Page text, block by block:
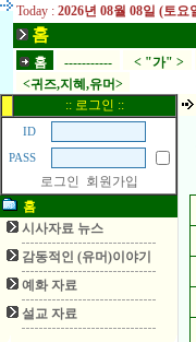
Today : 2026년 08월 08일 (토요
홈
홈 ----------- < "가" >
<귀즈,지혜,유머>
:: 로그인 ::
ID
PASS
로그인
회원가입
홈
시사자료 뉴스
감동적인 (유머)이야기
예화 자료
설교 자료